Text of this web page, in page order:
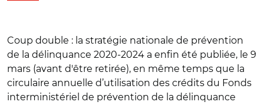
Coup double : la stratégie nationale de prévention
de la délinquance 2020-2024 a enfin été publiée, le 9
mars (avant d'être retirée), en même temps que la
circulaire annuelle d’utilisation des crédits du Fonds
interministériel de prévention de la délinquance